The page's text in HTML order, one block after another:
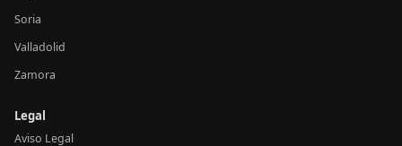
Soria
Valladolid
Zamora
Legal
Aviso Legal